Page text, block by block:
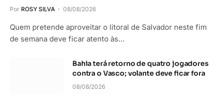
Por ROSY SILVA 08/08/2026
Quem pretende aproveitar o litoral de Salvador neste fim
de semana deve ficar atento às…
Bahia terá retorno de quatro jogadores
contra o Vasco; volante deve ficar fora
08/08/2026